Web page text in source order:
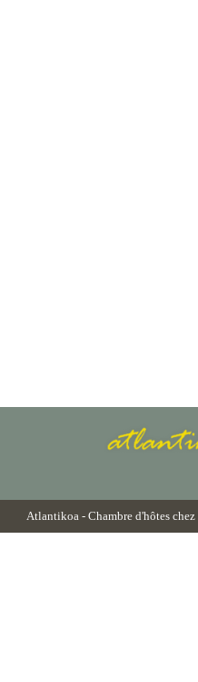
Atlantikoa- Chambre d'hôtes